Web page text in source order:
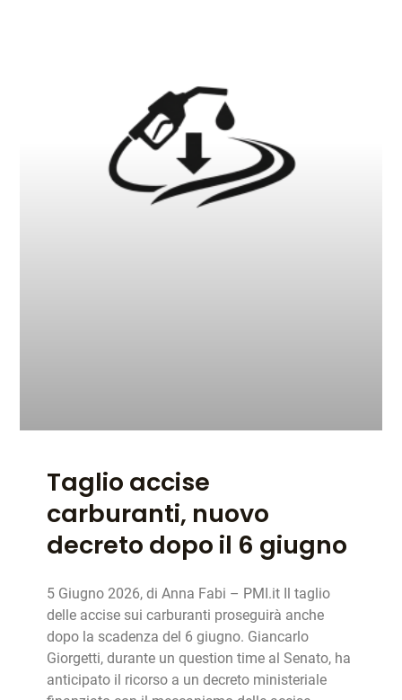
Taglio accise
carburanti, nuovo
decreto dopo il 6 giugno
5 Giugno 2026, di Anna Fabi – PMI.it Il taglio
delle accise sui carburanti proseguirà anche
dopo la scadenza del 6 giugno. Giancarlo
Giorgetti, durante un question time al Senato, ha
anticipato il ricorso a un decreto ministeriale